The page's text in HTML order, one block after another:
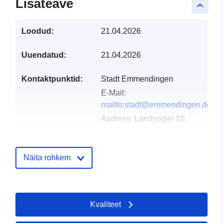
keyboard_arrow_up
Lisateave
Loodud: 21.04.2026
Uuendatud: 21.04.2026
Kontaktpunktid:
Stadt Emmendingen
E-Mail:
mailto:stadt@emmendingen.de
Aadress:
Landvogtei 10,
Kataloogi kirje: Lisatud andmetele.europa.eu:
2026
Ajakohastatud veebisaidil
Näita rohkem
Kvaliteet